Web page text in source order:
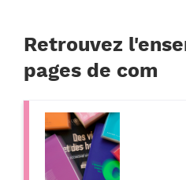
Retrouvez
pages de com